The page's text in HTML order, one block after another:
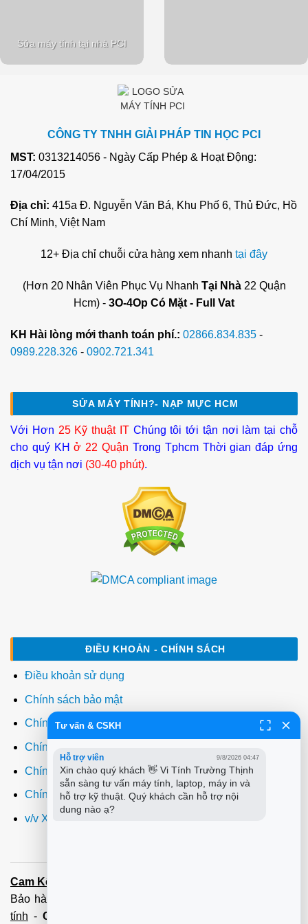
Sửa máy tính tại nhà PCI
CÔNG TY TNHH GIẢI PHÁP TIN HỌC PCI
MST: 0313214056 - Ngày Cấp Phép & Hoạt Động:
17/04/2015
Địa chỉ: 415a Đ. Nguyễn Văn Bá, Khu Phố 6, Thủ Đức, Hồ
Chí Minh, Việt Nam
12+ Địa chỉ chuỗi cửa hàng xem nhanh tại đây
(Hơn 20 Nhân Viên Phục Vụ Nhanh Tại Nhà22 Quận
Hcm) - 3O-4Op Có Mặt - Full Vat
KH Hài lòng mới thanh toán phí.: 02866.834.835 -
0989.228.326 - 0902.721.341
SỬA MÁY TÍNH?- NẠP MỰC HCM
Với Hơn 25 Kỹ thuật ITChúng tôi tới tận nơi làm tại chỗ
cho quý KHở 22 Quận Trong Tphcm Thời gian đáp ứng
dịch vụ tận nơi (30-40 phút).
ĐIỀU KHOẢN - CHÍNH SÁCH
Điều khoản sử dụng
Chính sách bảo mật
Chính sách thanh toán
Chính sách giao hàng
Chính sách đổi trả
Chính sách bảo hành
v/v Xuất hóa đơn đỏ VAT
Cam Kết:
Bảo hành tận tâm - Xuất hóa đơn đỏ đầy đủ
tính - Cài Win Tận Nơi
Tư vấn & CSKH
Hỗ trợ viên 9/8/2026 04:47
Xin chào quý khách 👋 Vi Tính Trường Thịnh
sẵn sàng tư vấn máy tính, laptop, máy in và
hỗ trợ kỹ thuật. Quý khách cần hỗ trợ nội
dung nào ạ?